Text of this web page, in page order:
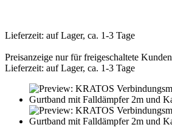
Lieferzeit: auf Lager, ca. 1-3 Tage
Preisanzeige nur für freigeschaltete Kunden
Lieferzeit: auf Lager, ca. 1-3 Tage